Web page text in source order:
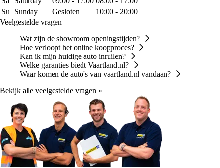
Su
Sunday Gesloten
10:00 - 20:00
Veelgestelde vragen
Wat zijn de showroom openingstijden?
Hoe verloopt het online koopproces?
Kan ik mijn huidige auto inruilen?
Welke garanties biedt Vaartland.nl?
Waar komen de auto's van vaartland.nl vandaan?
Bekijk alle veelgestelde vragen »